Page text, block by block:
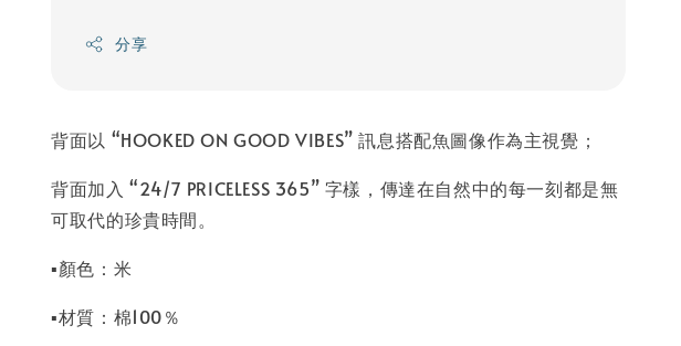
分享
背面以 “HOOKED ON GOOD VIBES” 訊息搭配魚圖像作為主視覺；
背面加入 “24/7 PRICELESS 365” 字樣，傳達在自然中的每一刻都是無
可取代的珍貴時間。
▪顏色：米
▪材質：棉100％